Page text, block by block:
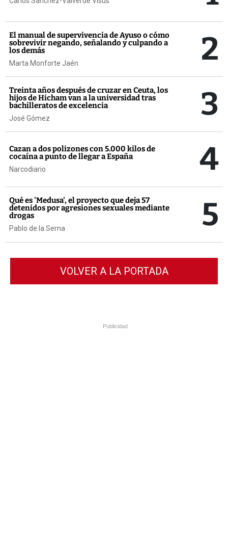
El manual de supervivencia de Ayuso o cómo
sobrevivir negando, señalando y culpando a
los demás
Marta Monforte Jaén 2
Treinta años después de cruzar en Ceuta, los
hijos de Hicham van a la universidad tras
bachilleratos de excelencia
José Gómez 3
Cazan a dos polizones con 5.000 kilos de
cocaína a punto de llegar a España
Narcodiario 4
Qué es 'Medusa', el proyecto que deja 57
detenidos por agresiones sexuales mediante
drogas
Pablo de la Serna 5
VOLVER A LA PORTADA
Publicidad